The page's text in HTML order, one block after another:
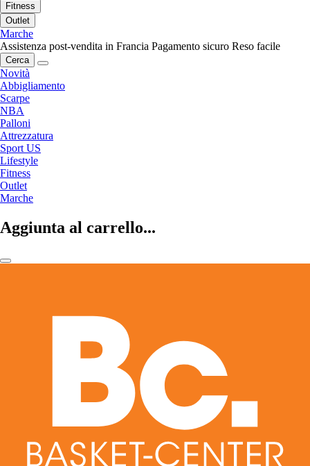
Fitness
Outlet
Marche
Assistenza post-vendita in Francia Pagamento sicuro Reso facile
Cerca
Novità
Abbigliamento
Scarpe
NBA
Palloni
Attrezzatura
Sport US
Lifestyle
Fitness
Outlet
Marche
Aggiunta al carrello...